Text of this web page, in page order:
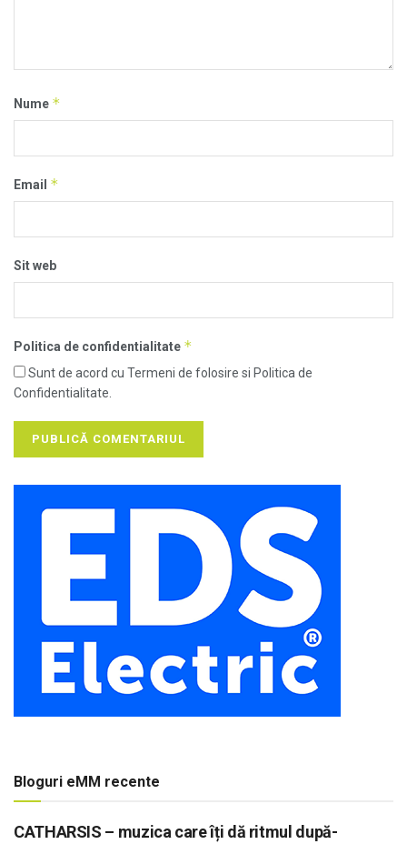
Nume *
Email *
Sit web
Politica de confidentialitate *
Sunt de acord cu Termeni de folosire si Politica de
Confidentialitate.
Bloguri eMM recente
CATHARSIS – muzica care îți dă ritmul după-